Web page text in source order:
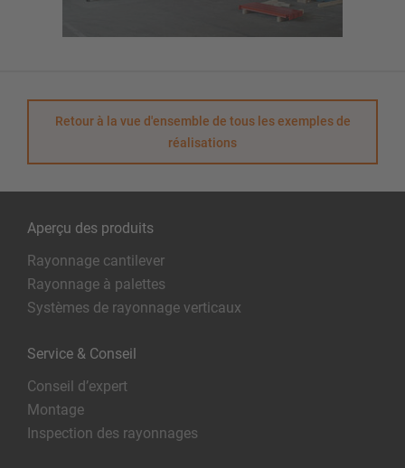
Retour à la vue d'ensemble de tous les exemples de
réalisations
Aperçu des produits
Rayonnage cantilever
Rayonnage à palettes
Systèmes de rayonnage verticaux
Service & Conseil
Conseil d’expert
Montage
Inspection des rayonnages